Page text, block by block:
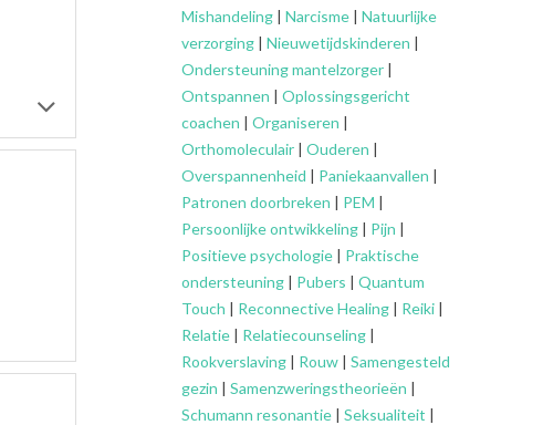
Mishandeling | Narcisme | Natuurlijke
verzorging | Nieuwetijdskinderen |
Ondersteuningmantelzorger |
Ontspannen | Oplossingsgericht
coachen | Organiseren |
Orthomoleculair | Ouderen |
Overspannenheid | Paniekaanvallen |
Patronen doorbreken | PEM |
Persoonlijke ontwikkeling | Pijn |
Positieve psychologie | Praktische
ondersteuning | Pubers | Quantum
Touch | Reconnective Healing | Reiki |
Relatie | Relatiecounseling |
Rookverslaving | Rouw | Samengesteld
gezin | Samenzweringstheorieën |
Schumann resonantie | Seksualiteit |